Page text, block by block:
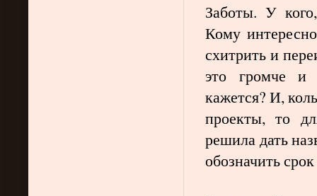
Заботы. У
Кому
схитрить и
это громче и
кажется? И,
проекты, то
решила дать
обозначить